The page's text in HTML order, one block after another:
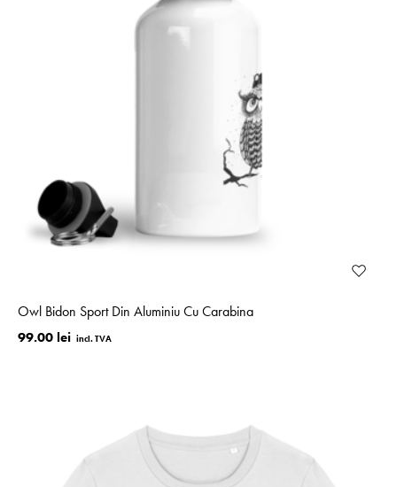
Owl Bidon Sport Din Aluminiu Cu Carabina
99.00 lei